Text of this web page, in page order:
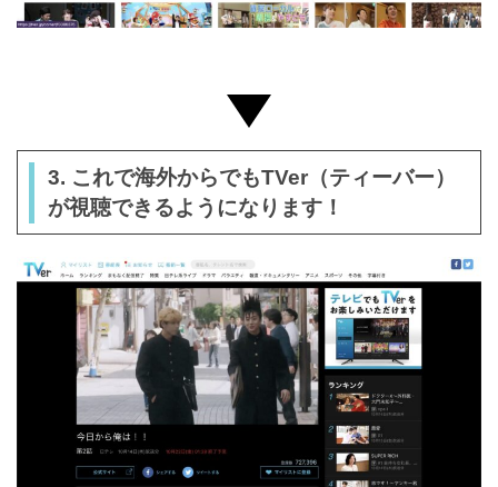
3. これで海外からでもTVer（ティーバー）
が視聴できるようになります！